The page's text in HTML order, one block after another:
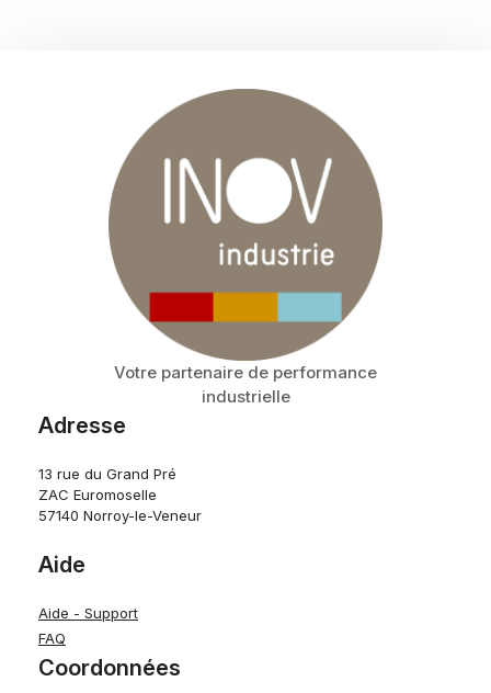
Votre partenaire de performance
industrielle
Adresse
13 rue du Grand Pré
ZAC Euromoselle
57140 Norroy-le-Veneur
Aide
Aide - Support
FAQ
Coordonnées